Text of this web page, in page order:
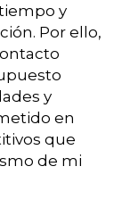
y
Por ello,
y
en
que
de mi